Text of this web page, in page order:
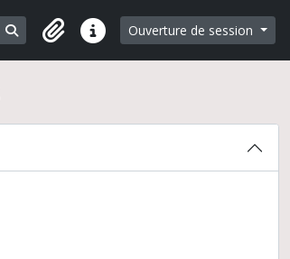
Search in browse page
Liens rapidesOuverture de session